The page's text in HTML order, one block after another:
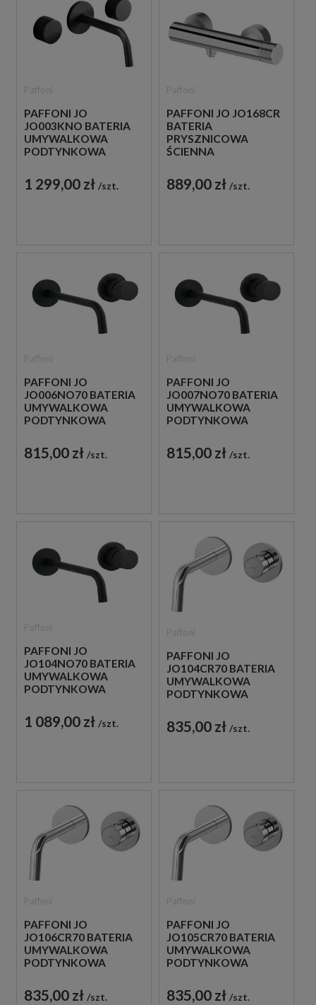
PAFFONI JO
JO003KNO BATERIA
UMYWALKOWA
PODTYNKOWA
CZARNA
1 299,00 zł szt.
PAFFONI JO JO168CR
BATERIA
PRYSZNICOWA
ŚCIENNA
CHROM
889,00 zł szt.
PAFFONI JO
JO006NO70 BATERIA
UMYWALKOWA
PODTYNKOWA
CZARNA
815,00 zł szt.
PAFFONI JO
JO007NO70 BATERIA
UMYWALKOWA
PODTYNKOWA
CZARNA
815,00 zł szt.
PAFFONI JO
JO104NO70 BATERIA
UMYWALKOWA
PODTYNKOWA
CZARNA
1 089,00 zł szt.
PAFFONI JO
JO104CR70 BATERIA
UMYWALKOWA
PODTYNKOWA
CHROM
835,00 zł szt.
PAFFONI JO
JO106CR70 BATERIA
UMYWALKOWA
PODTYNKOWA
CHROM
835,00 zł szt.
PAFFONI JO
JO105CR70 BATERIA
UMYWALKOWA
PODTYNKOWA
CHROM
835,00 zł szt.